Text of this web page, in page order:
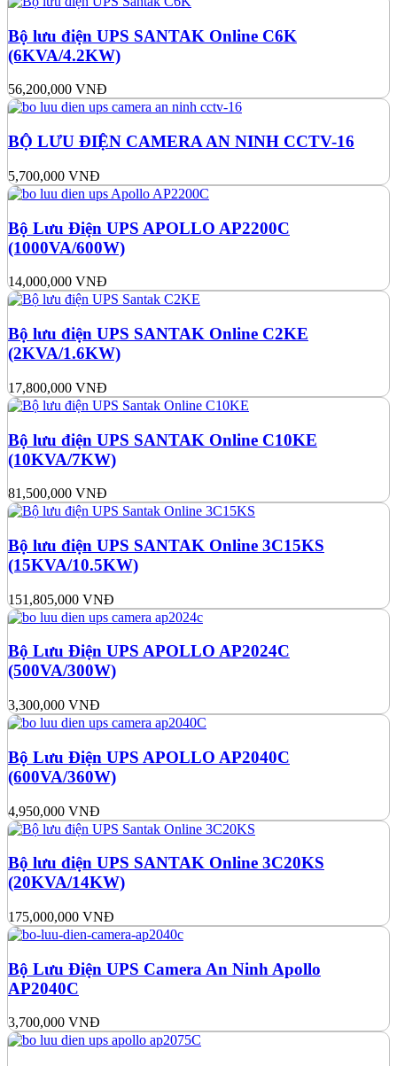
Bộ lưu điện UPS SANTAK Online C6K
(6KVA/4.2KW)
56,200,000 VNĐ
BỘ LƯU ĐIỆN CAMERA AN NINH CCTV-16
5,700,000 VNĐ
Bộ Lưu Điện UPS APOLLO AP2200C
(1000VA/600W)
14,000,000 VNĐ
Bộ lưu điện UPS SANTAK Online C2KE
(2KVA/1.6KW)
17,800,000 VNĐ
Bộ lưu điện UPS SANTAK Online C10KE
(10KVA/7KW)
81,500,000 VNĐ
Bộ lưu điện UPS SANTAK Online 3C15KS
(15KVA/10.5KW)
151,805,000 VNĐ
Bộ Lưu Điện UPS APOLLO AP2024C
(500VA/300W)
3,300,000 VNĐ
Bộ Lưu Điện UPS APOLLO AP2040C
(600VA/360W)
4,950,000 VNĐ
Bộ lưu điện UPS SANTAK Online 3C20KS
(20KVA/14KW)
175,000,000 VNĐ
Bộ Lưu Điện UPS Camera An Ninh Apollo
AP2040C
3,700,000 VNĐ